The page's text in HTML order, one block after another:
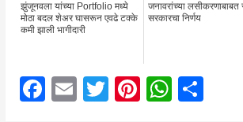
झुंजूनवला यांच्या Portfolio मध्ये
मोठा बदल शेअर घासरून एवढे टक्के
कमी झाली भागीदारी
जनावरांच्या लसीकरणाबाबत
सरकारचा निर्णय
F
E
T
Pi W